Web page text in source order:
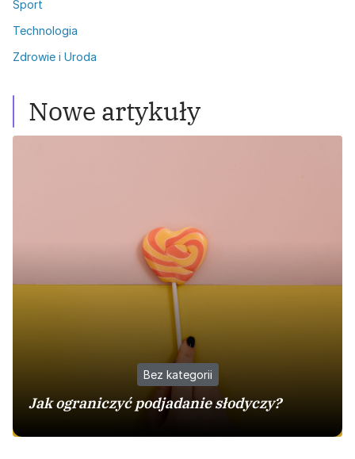
Sport
Technologia
Zdrowie i Uroda
Nowe artykuły
Bez kategorii
Jak ograniczyć podjadanie słodyczy?